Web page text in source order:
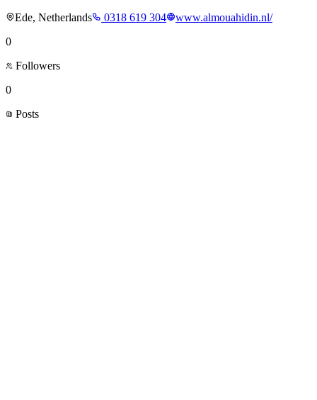
Ede, Netherlands
0318 619 304
www.almouahidin.nl/
0
Followers
0
Posts